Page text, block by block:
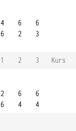
4
6
6
2
6
3
1 2 3
Kurs
2
6
6
4
6
4